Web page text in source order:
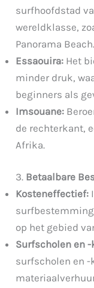
surfhoofdstad
wereldklasse,
Panorama Beach.
Essaouira: Het
minder druk,
beginners als
Imsouane:
de rechterkant,
Afrika.
3. Betaalbare
Kosteneffectief:
op het gebied
Surfscholen en
surfscholen en